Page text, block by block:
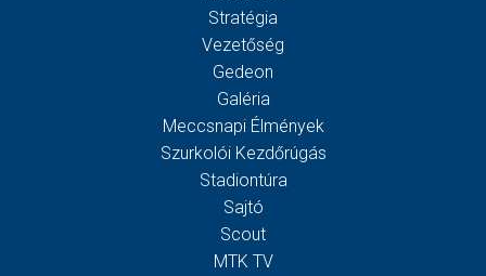
Stratégia
Vezetőség
Gedeon
Galéria
Meccsnapi Élmények
Szurkolói Kezdőrúgás
Stadiontúra
Sajtó
Scout
MTK TV